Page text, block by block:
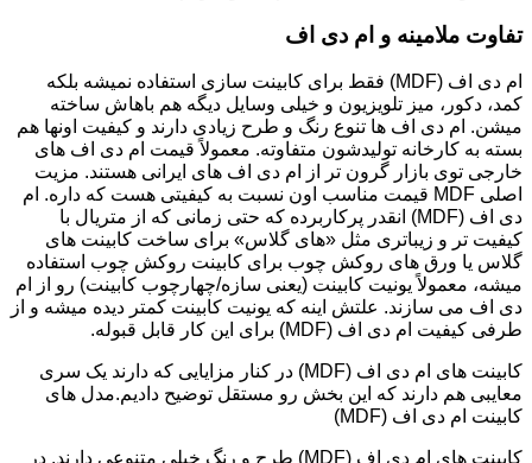
تفاوت ملامینه و ام دی اف
ام دی اف (MDF) فقط برای کابینت سازی استفاده نمیشه بلکه
کمد، دکور، میز تلویزیون و خیلی وسایل دیگه هم باهاش ساخته
میشن. ام دی اف ها تنوع رنگ و طرح زیادی دارند و کیفیت اونها هم
بسته به کارخانه تولیدشون متفاوته. معمولاً قیمت ام دی اف های
خارجی توی بازار گرون تر از ام دی اف های ایرانی هستند. مزیت
اصلی MDF قیمت مناسب اون نسبت به کیفیتی هست که داره. ام
دی اف (MDF) انقدر پرکاربرده که حتی زمانی که از متریال با
کیفیت تر و زیباتری مثل «های گلاس» برای ساخت کابینت های
گلاس یا ورق های روکش چوب برای کابینت روکش چوب استفاده
میشه، معمولاً یونیت کابینت (یعنی سازه/چهارچوب کابینت) رو از ام
دی اف می سازند. علتش اینه که یونیت کابینت کمتر دیده میشه و از
طرفی کیفیت ام دی اف (MDF) برای این کار قابل قبوله.
کابینت های ام دی اف (MDF) در کنار مزایایی که دارند یک سری
معایبی هم دارند که این بخش رو مستقل توضیح دادیم.مدل های
کابینت ام دی اف (MDF)
کابینت های ام دی اف (MDF) طرح و رنگ خیلی متنوعی دارند. در